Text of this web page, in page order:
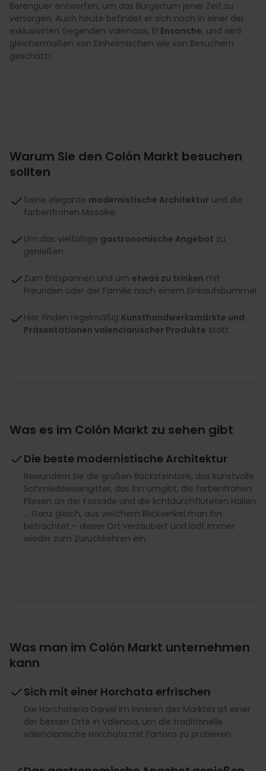
Berenguer entworfen, um das Bürgertum jener Zeit zu
versorgen. Auch heute befindet er sich noch in einer der
exklusivsten Gegenden Valencias, El Ensanche, und wird
gleichermaßen von Einheimischen wie von Besuchern
geschätzt.
Warum Sie den Colón Markt besuchen
sollten
Seine elegante modernistische Architektur und die
farbenfrohen Mosaike
Um das vielfältige gastronomische Angebot zu
genießen
Zum Entspannen und um etwas zu trinken mit
Freunden oder der Familie nach einem Einkaufsbummel
Hier finden regelmäßig Kunsthandwerksmärkte und
Präsentationen valencianischer Produkte statt
Was es im Colón Markt zu sehen gibt
Die beste modernistische Architektur
Bewundern Sie die großen Backsteintore, das kunstvolle
Schmiedeeisengitter, das ihn umgibt, die farbenfrohen
Fliesen an der Fassade und die lichtdurchfluteten Hallen
… Ganz gleich, aus welchem Blickwinkel man ihn
betrachtet – dieser Ort verzaubert und lädt immer
wieder zum Zurückkehren ein.
Was man im Colón Markt unternehmen
kann
Sich mit einer Horchata erfrischen
Die Horchatería Daniel im Inneren des Marktes ist einer
der besten Orte in Valencia, um die traditionelle
valencianische Horchata mit Fartons zu probieren.